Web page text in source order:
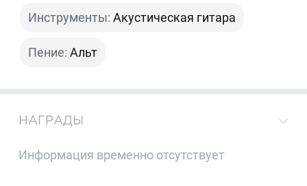
Инструменты: Акустическая гитара
Пение: Альт
НАГРАДЫ
Информация временно отсутствует